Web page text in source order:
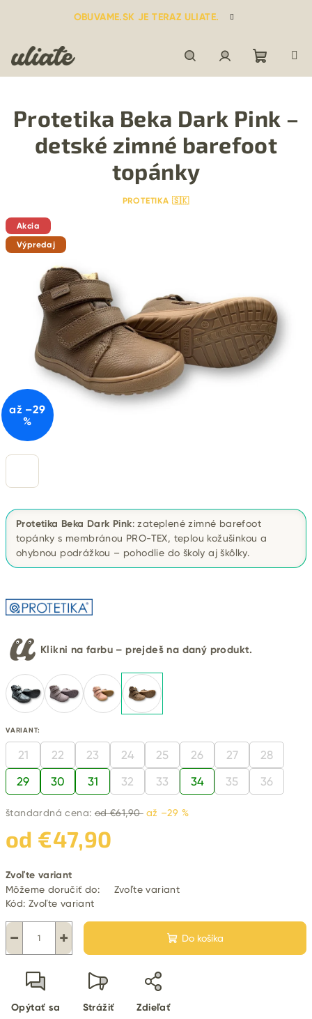
OBUVAME.SK JE TERAZ ULIATE.
HľadaťPrihlásenie
košík
Protetika Beka Dark Pink: zateplené zimné barefoot
topánky s membránou PRO-TEX, teplou kožušinkou a
ohybnou podrážkou – pohodlie do školy aj škôlky.
Klikni na farbu – prejdeš na daný produkt.
VARIANT:
21 22 23 24 25 26 27
28
29
30 31 32 33 34 35 36
štandardná cena: od €61,90 až –29 %
od €47,90
cena:
Zvoľte variant
Môžeme doručiť do:
Zvoľte variant
Kód: Zvoľte variant
+
− Do košíka
Opýtať sa Strážiť Zdieľať
Protetika Beka Dark Pink –
detské zimné barefoot
topánky
PROTETIKA 🇸🇰
Akcia
Výpredaj
až –29
%